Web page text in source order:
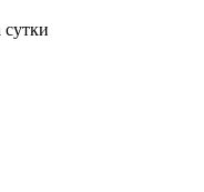
сутки